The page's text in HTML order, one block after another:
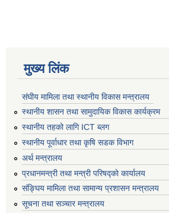
मुख्य लिंक
संघीय मामिला तथा स्थानीय विकास मन्त्रालय
स्थानीय शासन तथा सामुदायिक विकास कार्यक्रम
स्थानीय तहको लागि ICT ब्लग
स्थानीय पूर्वाधार तथा कृषि सडक विभाग
अर्थ मन्त्रालय
प्रधानमन्त्री तथा मन्त्री परिषद्काे कार्यालय
संङ्घिय मामिला तथा सामान्य प्रशासन मन्त्रालय
सूचना तथा सञ्चार मन्त्रालय